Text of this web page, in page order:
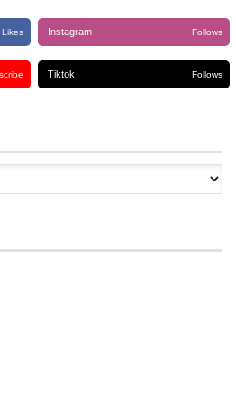
Likes Instagram Follows
Tiktok Follows